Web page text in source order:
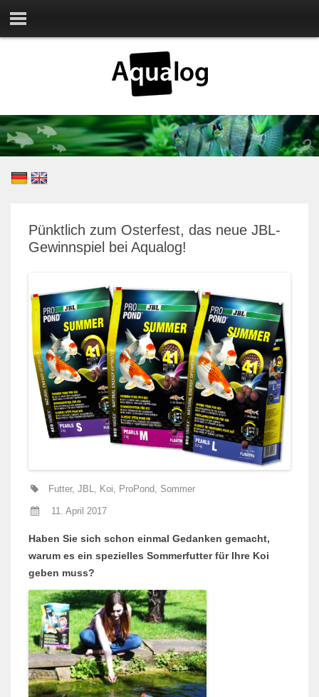
Pünktlich zum Osterfest, das neue JBL-
Gewinnspiel bei Aqualog!
Futter, JBL, Koi, ProPond, Sommer
11. April 2017
Haben Sie sich schon einmal Gedanken gemacht,
warum es ein spezielles Sommerfutter für Ihre Koi
geben muss?